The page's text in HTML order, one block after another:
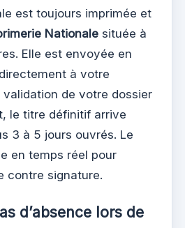
est toujours imprimée et
Nationale située à
Elle est envoyée en
à votre
validation de votre dossier
le titre définitif arrive
3 à 5 jours ouvrés. Le
en temps réel pour
contre signature.
d’absence lors de